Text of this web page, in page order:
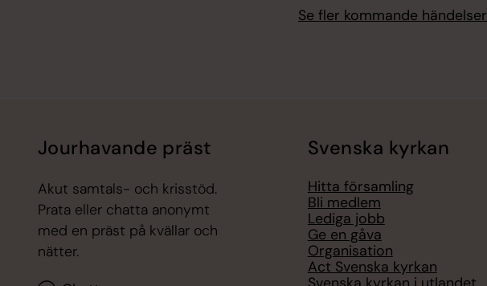
Se fler kommande händelser
Jourhavande präst
Akut samtals- och krisstöd.
Prata eller chatta anonymt
med en präst på kvällar och
nätter.
Svenska kyrkan
Hitta församling
Bli medlem
Lediga jobb
Ge en gåva
Organisation
Act Svenska kyrkan